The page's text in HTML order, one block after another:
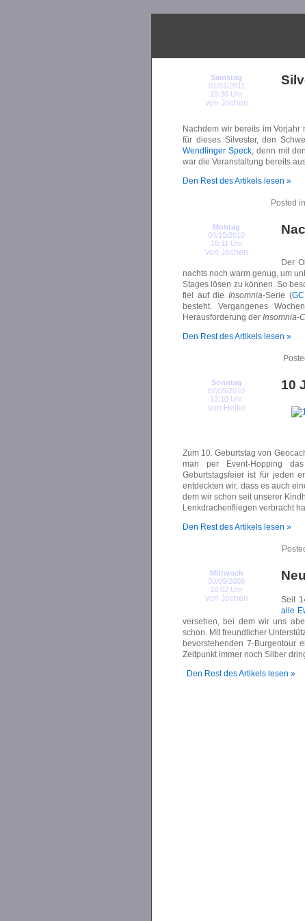
Samstag
01/01/2011
19:30 Uhr
von Jochen
Nachdem wir bereits im
für dieses Silvester, den
Wendlinger Speck, denn mit
war die Veranstaltung bereits
Den Rest des Artikels lesen »
Posted in
Montag
04/10/2010
18:11 Uhr
von Jochen
Der
nachts noch warm genug, um
Stages lösen zu können. So
fiel auf dieInsomnia-Serie (
besteht. Vergangenes
Herausforderung der Insomnia-
Den Rest des Artikels lesen »
Sonntag
02/05/2010
13:10 Uhr
von Heike
10
Zum 10. Geburtstag von
man per Event-Hopping
Geburtstagsfeier ist für jeden
entdeckten wir, dass es auch
dem wir schon seit unserer
Lenkdrachenfliegen verbracht
Den Rest des Artikels lesen »
Mittwoch
30/09/2009
18:02 Uhr
von Jochen Seit
alle
versehen, bei dem wir uns
schon. Mit freundlicher
bevorstehenden 7-Burgentour
Zeitpunkt immer noch Silber
Den Rest des Artikels lesen »